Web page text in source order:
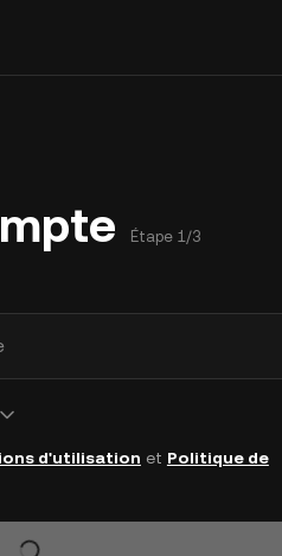
Étape 1/3
d'utilisation et Politique de